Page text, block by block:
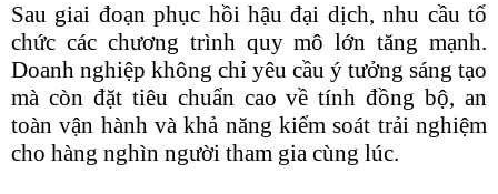
Sau giai đoạn phục hồi hậu đại dịch, nhu cầu tổ
chức các chương trình quy mô lớn tăng mạnh.
Doanh nghiệp không chỉ yêu cầu ý tưởng sáng tạo
mà còn đặt tiêu chuẩn cao về tính đồng bộ, an
toàn vận hành và khả năng kiểm soát trải nghiệm
cho hàng nghìn người tham gia cùng lúc.